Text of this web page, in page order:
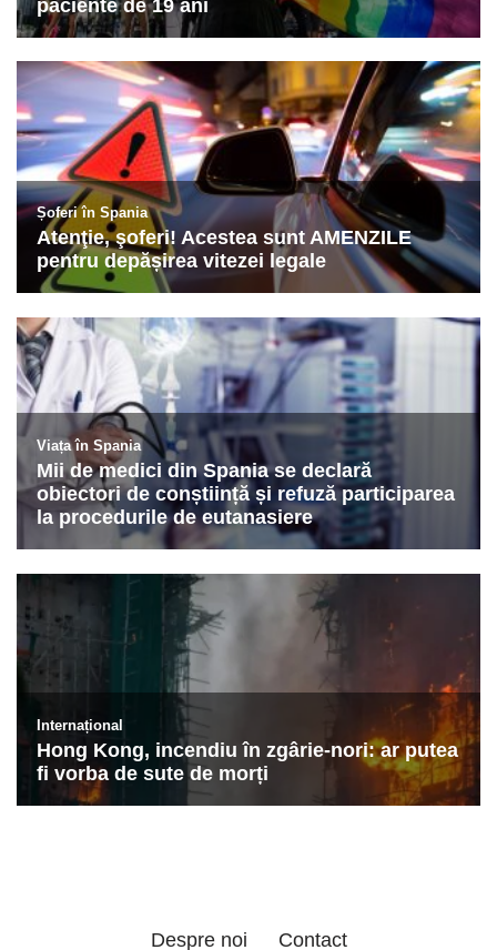
Despre noi Contact